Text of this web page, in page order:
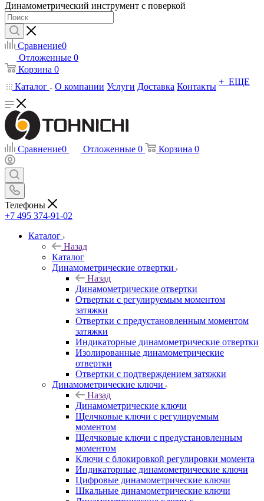
Динамометрический инструмент с поверкой
Сравнение0
Отложенные 0
Корзина 0
Каталог
О компании Услуги Доставка Контакты + ЕЩЕ
Сравнение0 Отложенные 0 Корзина 0
Телефоны
+7 495 374-91-02
Каталог
Назад
Каталог
Динамометрические отвертки
Назад
Динамометрические отвертки
Отвертки с регулируемым моментом
затяжки
Отвертки с предустановленным моментом
затяжки
Индикаторные динамометрические отвертки
Изолированные динамометрические
отвертки
Отвертки с подтверждением затяжки
Динамометрические ключи
Назад
Динамометрические ключи
Щелчковые ключи с регулируемым
моментом
Щелчковые ключи с предустановленным
моментом
Ключи с блокировкой регулировки момента
Индикаторные динамометрические ключи
Цифровые динамометрические ключи
Шкальные динамометрические ключи